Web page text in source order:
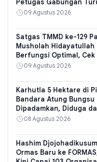
Petugas Gabungan
09 Agustus 2026
Satgas TMMD ke-129
Musholah
Berfungsi Optimal,
09 Agustus 2026
Karhutla 5 Hektare di
Bandara Atung
Dipadamkan, Diduga
08 Agustus 2026
Hashim
Ormas Baru ke